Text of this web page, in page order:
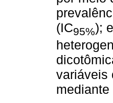
(IC95%);
variáveis